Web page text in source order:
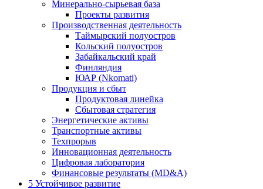
Минерально-сырьевая база
Проекты развития
Производственная деятельность
Таймырский полуостров
Кольский полуостров
Забайкальский край
Финляндия
ЮАР (Nkomati)
Продукция и сбыт
Продуктовая линейка
Сбытовая стратегия
Энергетические активы
Транспортные активы
Техпрорыв
Инновационная деятельность
Цифровая лаборатория
Финансовые результаты (MD&A)
5 Устойчивое развитие